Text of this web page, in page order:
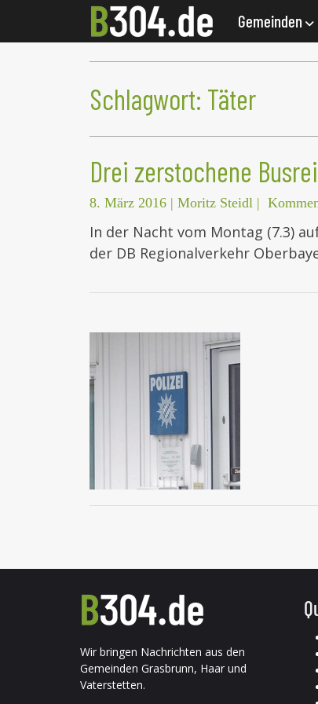
Gemeinden
Schlagwort: Täter
Drei zerstochene
8. März 2016 | Moritz Steidl |
In der Nacht vom Montag (7.3)
der DB Regionalverkehr
Wir bringen Nachrichten aus den
Gemeinden Grasbrunn, Haar und
Vaterstetten.